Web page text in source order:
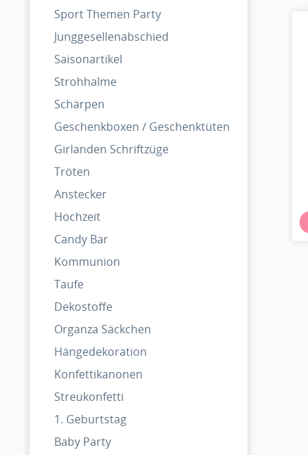
Sport Themen Party
Junggesellenabschied
Saisonartikel
Strohhalme
Schärpen
Geschenkboxen / Geschenktüten
Girlanden Schriftzüge
Tröten
Anstecker
Hochzeit
Candy Bar
Kommunion
Taufe
Dekostoffe
Organza Säckchen
Hängedekoration
Konfettikanonen
Streukonfetti
1. Geburtstag
Baby Party